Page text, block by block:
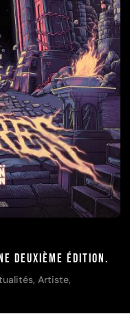
deuxième édition.
, Artiste,